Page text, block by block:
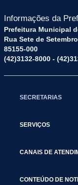
Informações da
Prefeitura Municipal
Rua Sete de
85155-000
(42)3132-8000 -
SECRETARIAS
SERVIÇOS
CANAIS DE
CONTEÚDO DE